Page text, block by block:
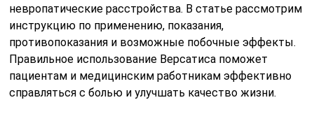
невропатические расстройства. В статье рассмотрим
инструкцию по применению, показания,
противопоказания и возможные побочные эффекты.
Правильное использование Версатиса поможет
пациентам и медицинским работникам эффективно
справляться с болью и улучшать качество жизни.